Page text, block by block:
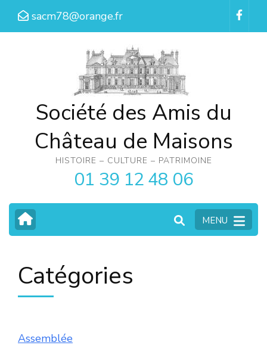
Aller
sacm78@orange.fr
Société des Amis du
Château de Maisons
HISTOIRE – CULTURE – PATRIMOINE
01 39 12 48 06
MENU
Catégories
Assemblée